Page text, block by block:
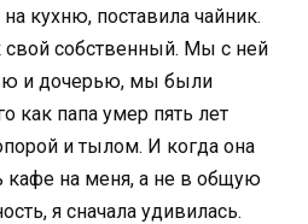
кухню, поставила чайник.
свой собственный. Мы с ней
и дочерью, мы были
как папа умер пять лет
и тылом. И когда она
кафе на меня, а не в общую
я сначала удивилась.